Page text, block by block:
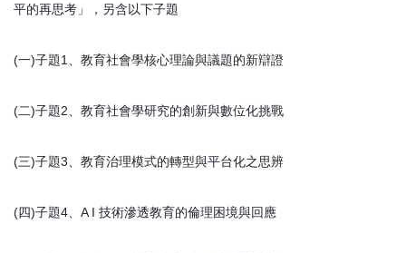
平的再思考」，另含以下子題
(一)子題1、教育社會學核心理論與議題的新辯證
(二)子題2、教育社會學研究的創新與數位化挑戰
(三)子題3、教育治理模式的轉型與平台化之思辨
(四)子題4、A I 技術滲透教育的倫理困境與回應